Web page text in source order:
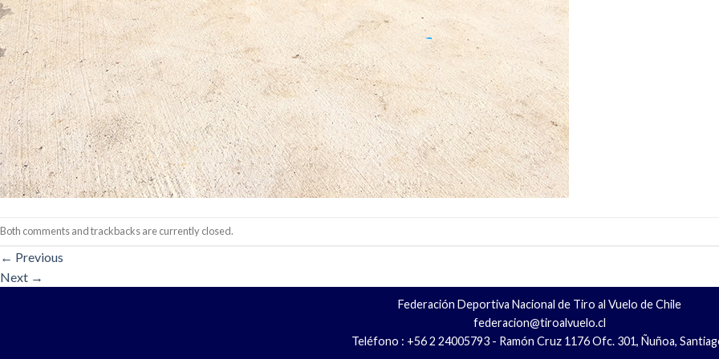
Both comments and trackbacks are currently closed.
← Previous
Next →
Federación Deportiva Nacional de Tiro al Vuelo de Chile
federacion@tiroalvuelo.cl
Teléfono : +56 2 24005793 - Ramón Cruz 1176 Ofc. 301, Ñuñoa,